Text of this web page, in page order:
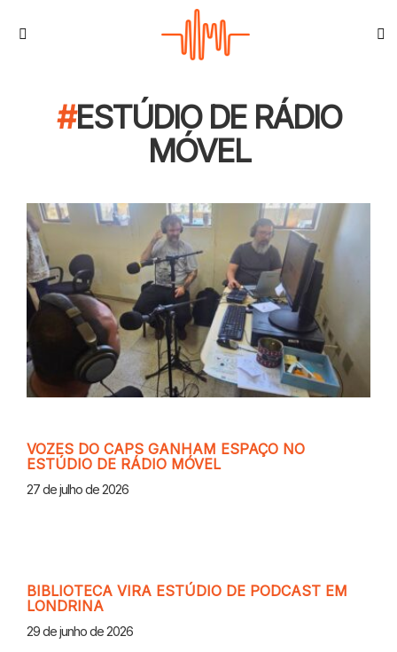
ESTÚDIO DE RÁDIO
MÓVEL
VOZES DO CAPS GANHAM ESPAÇO NO
ESTÚDIO DE RÁDIO MÓVEL
27 de julho de 2026
BIBLIOTECA VIRA ESTÚDIO DE PODCAST EM
LONDRINA
29 de junho de 2026